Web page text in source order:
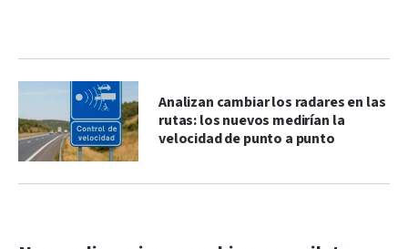
Analizan cambiar los radares en las
rutas: los nuevos medirían la
velocidad de punto a punto